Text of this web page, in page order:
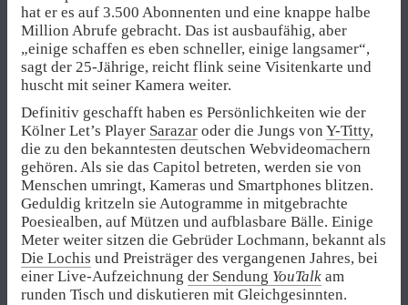
hat er es auf 3.500 Abonnenten und eine knappe halbe
Million Abrufe gebracht. Das ist ausbaufähig, aber
„einige schaffen es eben schneller, einige langsamer“,
sagt der 25-Jährige, reicht flink seine Visitenkarte und
huscht mit seiner Kamera weiter.
Definitiv geschafft haben es Persönlichkeiten wie der
Kölner Let’s Player Sarazar oder die Jungs von Y-Titty,
die zu den bekanntesten deutschen Webvideomachern
gehören. Als sie das Capitol betreten, werden sie von
Menschen umringt, Kameras und Smartphones blitzen.
Geduldig kritzeln sie Autogramme in mitgebrachte
Poesiealben, auf Mützen und aufblasbare Bälle. Einige
Meter weiter sitzen die Gebrüder Lochmann, bekannt als
Die Lochis und Preisträger des vergangenen Jahres, bei
einer Live-Aufzeichnung der Sendung YouTalk am
runden Tisch und diskutieren mit Gleichgesinnten.